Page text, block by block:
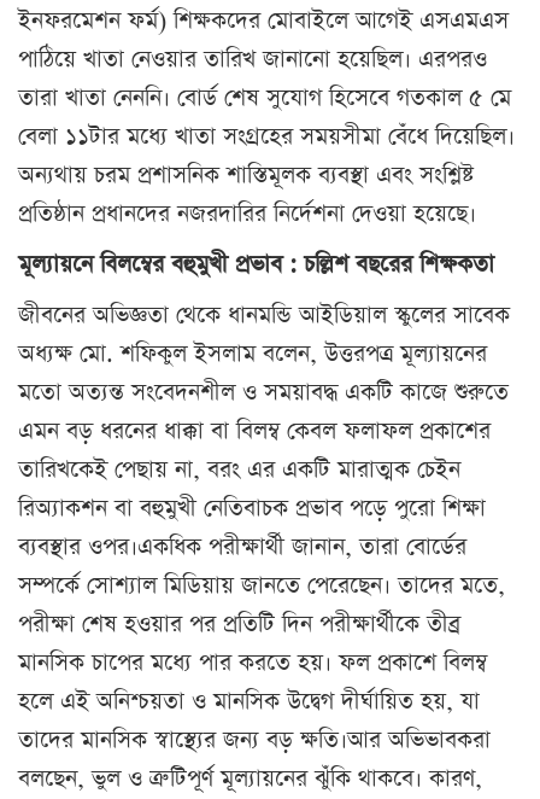
ইনফরমেশন ফর্ম) শিক্ষকদের মোবাইলে আগেই এসএমএস
পাঠিয়ে খাতা নেওয়ার তারিখ জানানো হয়েছিল। এরপরও
তারা খাতা নেননি। বোর্ড শেষ সুযোগ হিসেবে গতকাল ৫ মে
বেলা ১১টার মধ্যে খাতা সংগ্রহের সময়সীমা বেঁধে দিয়েছিল।
অন্যথায় চরম প্রশাসনিক শাস্তিমূলক ব্যবস্থা এবং সংশ্লিষ্ট
প্রতিষ্ঠান প্রধানদের নজরদারির নির্দেশনা দেওয়া হয়েছে।
মূল্যায়নে বিলম্বের বহুমুখী প্রভাব : চল্লিশ বছরের শিক্ষকতা
জীবনের অভিজ্ঞতা থেকে ধানমন্ডি আইডিয়াল স্কুলের সাবেক
অধ্যক্ষ মো. শফিকুল ইসলাম বলেন, উত্তরপত্র মূল্যায়নের
মতো অত্যন্ত সংবেদনশীল ও সময়াবদ্ধ একটি কাজে শুরুতে
এমন বড় ধরনের ধাক্কা বা বিলম্ব কেবল ফলাফল প্রকাশের
তারিখকেই পেছায় না, বরং এর একটি মারাত্মক চেইন
রিঅ্যাকশন বা বহুমুখী নেতিবাচক প্রভাব পড়ে পুরো শিক্ষা
ব্যবস্থার ওপর।একধিক পরীক্ষার্থী জানান, তারা বোর্ডের
সম্পর্কে সোশ্যাল মিডিয়ায় জানতে পেরেছেন। তাদের মতে,
পরীক্ষা শেষ হওয়ার পর প্রতিটি দিন পরীক্ষার্থীকে তীব্র
মানসিক চাপের মধ্যে পার করতে হয়। ফল প্রকাশে বিলম্ব
হলে এই অনিশ্চয়তা ও মানসিক উদ্বেগ দীর্ঘায়িত হয়, যা
তাদের মানসিক স্বাস্থ্যের জন্য বড় ক্ষতি।আর অভিভাবকরা
বলছেন, ভুল ও ত্রুটিপূর্ণ মূল্যায়নের ঝুঁকি থাকবে। কারণ,